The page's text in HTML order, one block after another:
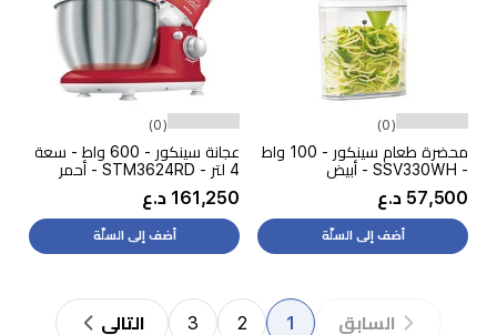
(0)
محضرة طعام سينكور - 100 واط
- SSV330WH - أبيض
57,500 د.ع
أضف إلى السلّة
(0)
عجانة سينكور - 600 واط - سعة
4 لتر - STM3624RD - أحمر
161,250 د.ع
أضف إلى السلّة
السابق 1
2
3 التالي